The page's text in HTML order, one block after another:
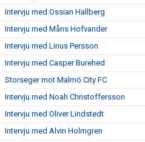
Intervju med Ossian Hallberg
Intervju med Måns Hofvander
Intervju med Linus Persson
Intervju med Casper Burehed
Storseger mot Malmö City FC
Intervju med Noah Christoffersson
Intervju med Oliver Lindstedt
Intervju med Alvin Holmgren